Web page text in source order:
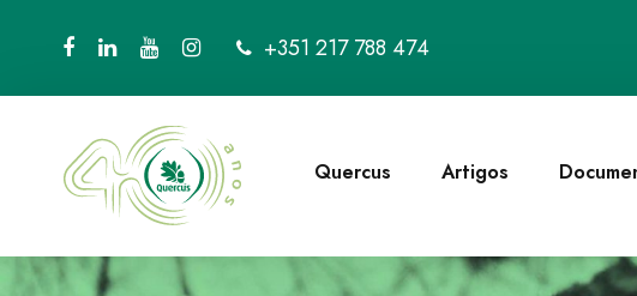
+351 217 788 474
Quercus Artigos